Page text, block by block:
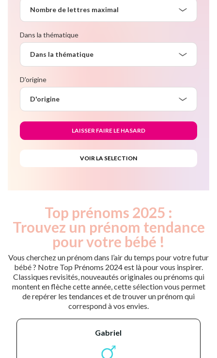
Nombre de lettres maximal
Dans la thématique
Dans la thématique
D'origine
D'origine
Top prénoms 2025 :
Trouvez un prénom tendance
pour votre bébé !
Vous cherchez un prénom dans l’air du temps pour votre futur
bébé ? Notre Top Prénoms 2024 est là pour vous inspirer.
Classiques revisités, nouveautés originales ou prénoms qui
montent en flèche cette année, cette sélection vous permet
de repérer les tendances et de trouver un prénom qui
correspond à vos envies.
gabriel